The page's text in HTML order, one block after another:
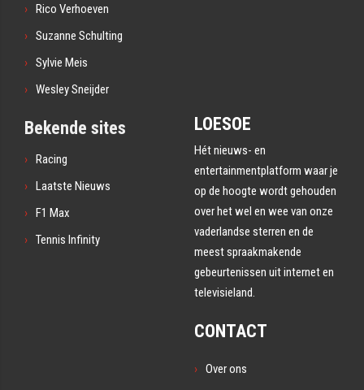
Rico Verhoeven
Suzanne Schulting
Sylvie Meis
Wesley Sneijder
Bekende sites
Racing
Laatste Nieuws
F1 Max
Tennis Infinity
LOESOE
Hét nieuws- en
entertainmentplatform waar je
op de hoogte wordt gehouden
over het wel en wee van onze
vaderlandse sterren en de
meest spraakmakende
gebeurtenissen uit internet en
televisieland.
CONTACT
Over ons